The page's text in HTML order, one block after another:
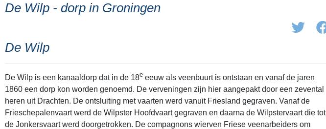
De Wilp - dorp in Groningen
De Wilp
De Wilp is een kanaaldorp dat in de 18e eeuw als veenbuurt is ontstaan en vanaf de jaren
1860 een dorp kon worden genoemd. De verveningen zijn hier aangepakt door een zevental
heren uit Drachten. De ontsluiting met vaarten werd vanuit Friesland gegraven. Vanaf de
Frieschepalenvaart werd de Wilpster Hoofdvaart gegraven en daarna de Wilpstervaart die tot
de Jonkersvaart werd doorgetrokken. De compagnons wierven Friese veenarbeiders om